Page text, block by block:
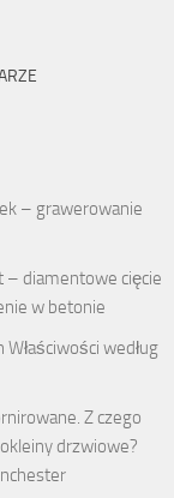
– grawerowanie
– diamentowe cięcie
w betonie
według
Z czego
drzwiowe?